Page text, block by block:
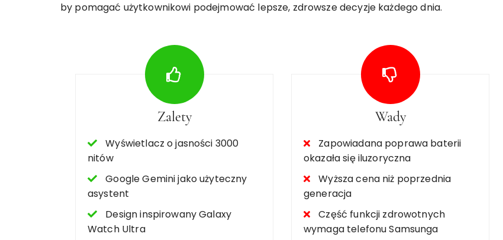
by pomagać użytkownikowi podejmować lepsze, zdrowsze decyzje każdego dnia.
Zalety
Wyświetlacz o jasności 3000
nitów
Google Gemini jako użyteczny
asystent
Design inspirowany Galaxy
Watch Ultra
Wady
Zapowiadana poprawa baterii
okazała się iluzoryczna
Wyższa cena niż poprzednia
generacja
Część funkcji zdrowotnych
wymaga telefonu Samsunga